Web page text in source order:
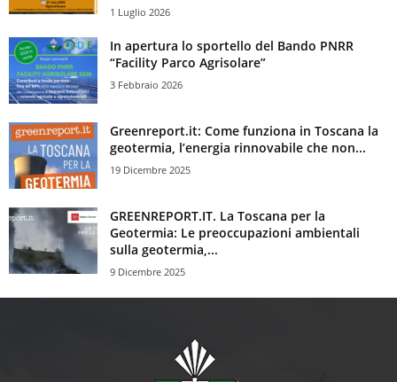
1 Luglio 2026
In apertura lo sportello del Bando PNRR
“Facility Parco Agrisolare”
3 Febbraio 2026
Greenreport.it: Come funziona in Toscana la
geotermia, l’energia rinnovabile che non...
19 Dicembre 2025
GREENREPORT.IT. La Toscana per la
Geotermia: Le preoccupazioni ambientali
sulla geotermia,...
9 Dicembre 2025